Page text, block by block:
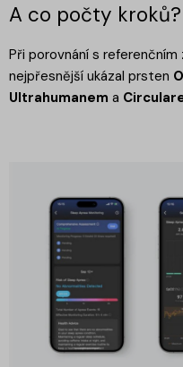
A co počty kroků?
Při porovnání s referenčním
nejpřesnější ukázal prsten
Ultrahumanem a